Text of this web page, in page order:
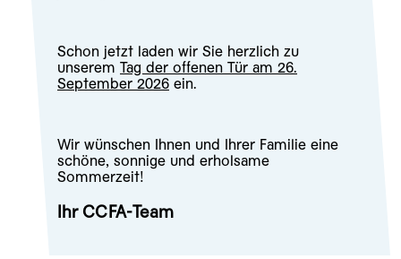
Schon jetzt laden wir Sie herzlich zu
unserem Tag der offenen Tür am 26.
September 2026ein.
Wir wünschen Ihnen und Ihrer Familie eine
schöne, sonnige und erholsame
Sommerzeit!
Ihr CCFA-Team